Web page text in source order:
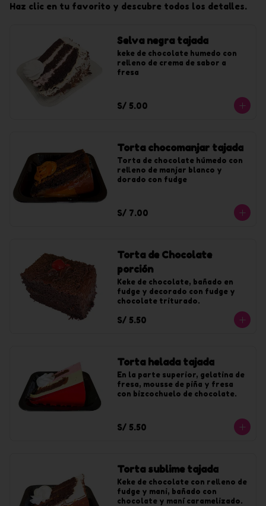
Haz clic en tu favorito y descubre todos los detalles.
Selva negra tajada
keke de chocolate humedo con
relleno de crema de sabor a
fresa
S/ 5.00
Torta chocomanjar tajada
Torta de chocolate húmedo con
relleno de manjar blanco y
dorado con fudge
S/ 7.00
Torta de Chocolate
porción
Keke de chocolate, bañado en
fudge y decorado con fudge y
chocolate triturado.
S/ 5.50
Torta helada tajada
En la parte superior, gelatina de
fresa, mousse de piña y fresa
con bizcochuelo de chocolate.
S/ 5.50
Torta sublime tajada
Keke de chocolate con relleno de
fudge y mani, bañado con
chocolate y maní caramelizado.